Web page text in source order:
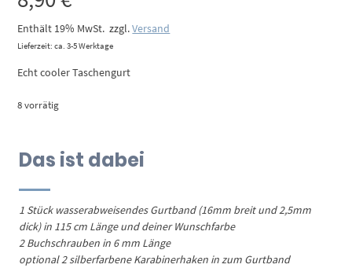
Enthält 19% MwSt. zzgl.Versand
Lieferzeit: ca. 3-5 Werktage
Echt cooler Taschengurt
8 vorrätig
Das ist dabei
1 Stück wasserabweisendes Gurtband (16mm breit und 2,5mm
dick) in 115 cm Länge und deiner Wunschfarbe
2 Buchschrauben in 6 mm Länge
optional 2 silberfarbene Karabinerhaken in zum Gurtband